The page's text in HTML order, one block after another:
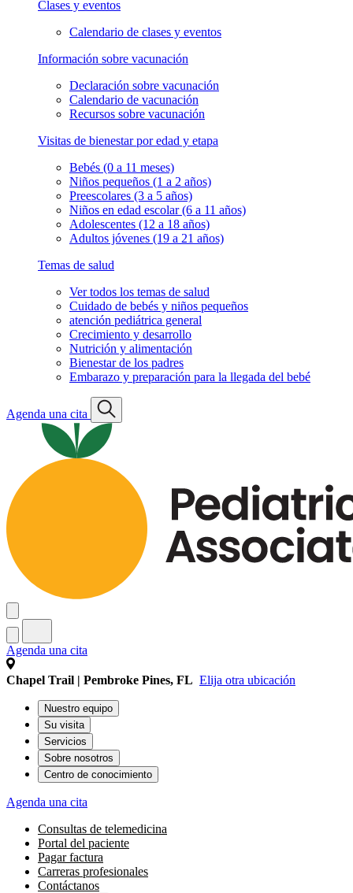
Clases y eventos
Calendario de clases y eventos
Información sobre vacunación
Declaración sobre vacunación
Calendario de vacunación
Recursos sobre vacunación
Visitas de bienestar por edad y etapa
Bebés (0 a 11 meses)
Niños pequeños (1 a 2 años)
Preescolares (3 a 5 años)
Niños en edad escolar (6 a 11 años)
Adolescentes (12 a 18 años)
Adultos jóvenes (19 a 21 años)
Temas de salud
Ver todos los temas de salud
Cuidado de bebés y niños pequeños
atención pediátrica general
Crecimiento y desarrollo
Nutrición y alimentación
Bienestar de los padres
Embarazo y preparación para la llegada del bebé
Agenda una cita
Agenda una cita
Chapel Trail | Pembroke Pines, FL Elija otra ubicación
Nuestro equipo
Su visita
Servicios
Sobre nosotros
Centro de conocimiento
Agenda una cita
Consultas de telemedicina
Portal del paciente
Pagar factura
Carreras profesionales
Contáctanos